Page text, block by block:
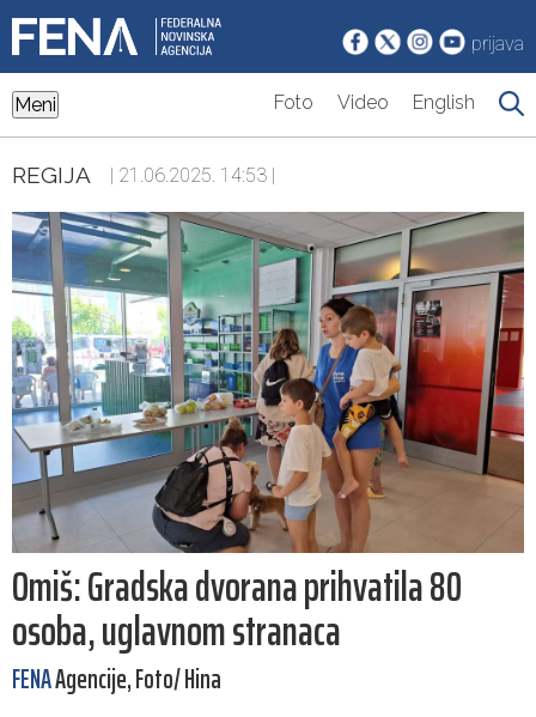
prijava
Meni Foto Video English
REGIJA | 21.06.2025. 14:53 |
Omiš: Gradska dvorana prihvatila 80
osoba, uglavnom stranaca
FENAAgencije, Foto/ Hina